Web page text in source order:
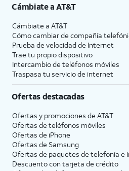
Cámbiate aAT&T
Cámbiate a AT&T
Cómo cambiar de compañía
Prueba de velocidad de Internet
Trae tu propio dispositivo
Intercambio de teléfonos móviles
Traspasa tu servicio de internet
Ofertas destacadas
Ofertas y promociones de AT&T
Ofertas de teléfonos móviles
Ofertas de iPhone
Ofertas de Samsung
Ofertas de paquetes de telefonía e
Descuento con tarjeta de crédito